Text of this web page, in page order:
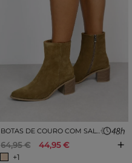
64,95 €
44,95 €
+1
+